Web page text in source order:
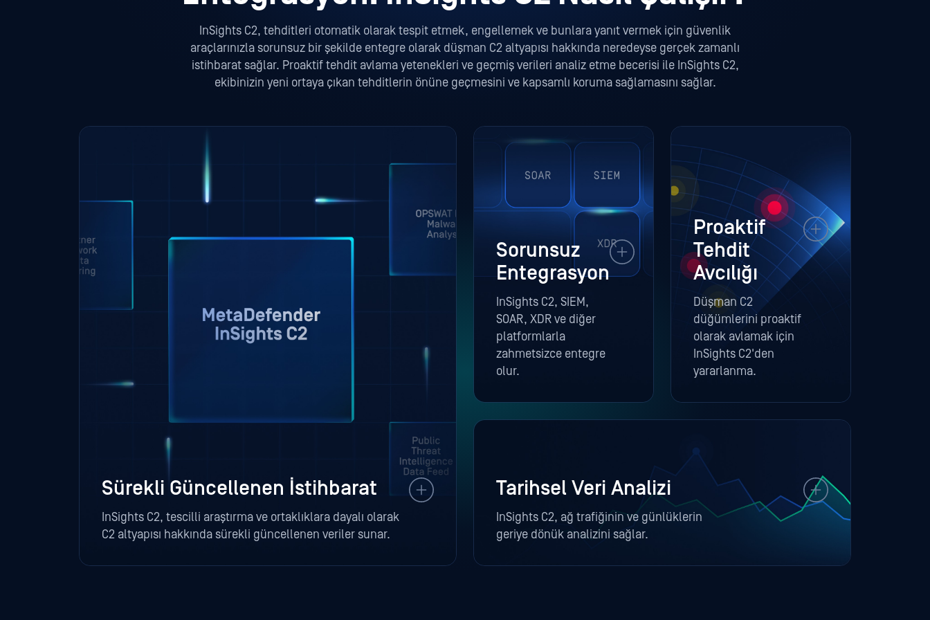
InSights C2, tehditleri otomatik olarak tespit etmek, engellemek ve bunlara yanıt vermek için güvenlik
araçlarınızla sorunsuz bir şekilde entegre olarak düşman C2 altyapısı hakkında neredeyse gerçek zamanlı
istihbarat sağlar. Proaktif tehdit avlama yetenekleri ve geçmiş verileri analiz etme becerisi ile InSights C2,
ekibinizin yeni ortaya çıkan tehditlerin önüne geçmesini ve kapsamlı koruma sağlamasını sağlar.
Sürekli Güncellenen İstihbarat
InSights C2, tescilli araştırma ve ortaklıklara dayalı olarak
C2 altyapısı hakkında sürekli güncellenen veriler sunar.
Sorunsuz
Entegrasyon
InSights C2, SIEM,
SOAR, XDR ve diğer
platformlarla
zahmetsizce entegre
olur.
Proaktif
Tehdit
Avcılığı
Düşman C2
düğümlerini proaktif
olarak avlamak için
InSights C2'den
yararlanma.
Tarihsel Veri Analizi
InSights C2, ağ trafiğinin ve günlüklerin
geriye dönük analizini sağlar.